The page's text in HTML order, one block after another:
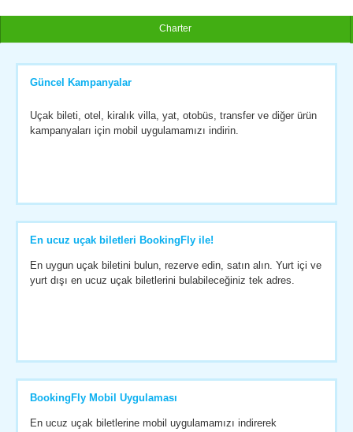
Charter
Güncel Kampanyalar
Uçak bileti, otel, kiralık villa, yat, otobüs, transfer ve diğer ürün
kampanyaları için mobil uygulamamızı indirin.
En ucuz uçak biletleri BookingFly ile!
En uygun uçak biletini bulun, rezerve edin, satın alın. Yurt içi ve
yurt dışı en ucuz uçak biletlerini bulabileceğiniz tek adres.
BookingFly Mobil Uygulaması
En ucuz uçak biletlerine mobil uygulamamızı indirerek